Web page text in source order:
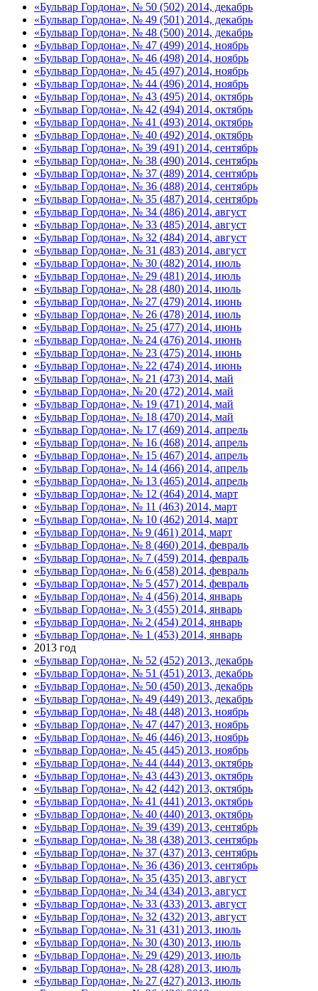
«Бульвар Гордона», № 50 (502) 2014, декабрь
«Бульвар Гордона», № 49 (501) 2014, декабрь
«Бульвар Гордона», № 48 (500) 2014, декабрь
«Бульвар Гордона», № 47 (499) 2014, ноябрь
«Бульвар Гордона», № 46 (498) 2014, ноябрь
«Бульвар Гордона», № 45 (497) 2014, ноябрь
«Бульвар Гордона», № 44 (496) 2014, ноябрь
«Бульвар Гордона», № 43 (495) 2014, октябрь
«Бульвар Гордона», № 42 (494) 2014, октябрь
«Бульвар Гордона», № 41 (493) 2014, октябрь
«Бульвар Гордона», № 40 (492) 2014, октябрь
«Бульвар Гордона», № 39 (491) 2014, сентябрь
«Бульвар Гордона», № 38 (490) 2014, сентябрь
«Бульвар Гордона», № 37 (489) 2014, сентябрь
«Бульвар Гордона», № 36 (488) 2014, сентябрь
«Бульвар Гордона», № 35 (487) 2014, сентябрь
«Бульвар Гордона», № 34 (486) 2014, август
«Бульвар Гордона», № 33 (485) 2014, август
«Бульвар Гордона», № 32 (484) 2014, август
«Бульвар Гордона», № 31 (483) 2014, август
«Бульвар Гордона», № 30 (482) 2014, июль
«Бульвар Гордона», № 29 (481) 2014, июль
«Бульвар Гордона», № 28 (480) 2014, июль
«Бульвар Гордона», № 27 (479) 2014, июнь
«Бульвар Гордона», № 26 (478) 2014, июль
«Бульвар Гордона», № 25 (477) 2014, июнь
«Бульвар Гордона», № 24 (476) 2014, июнь
«Бульвар Гордона», № 23 (475) 2014, июнь
«Бульвар Гордона», № 22 (474) 2014, июнь
«Бульвар Гордона», № 21 (473) 2014, май
«Бульвар Гордона», № 20 (472) 2014, май
«Бульвар Гордона», № 19 (471) 2014, май
«Бульвар Гордона», № 18 (470) 2014, май
«Бульвар Гордона», № 17 (469) 2014, апрель
«Бульвар Гордона», № 16 (468) 2014, апрель
«Бульвар Гордона», № 15 (467) 2014, апрель
«Бульвар Гордона», № 14 (466) 2014, апрель
«Бульвар Гордона», № 13 (465) 2014, апрель
«Бульвар Гордона», № 12 (464) 2014, март
«Бульвар Гордона», № 11 (463) 2014, март
«Бульвар Гордона», № 10 (462) 2014, март
«Бульвар Гордона», № 9 (461) 2014, март
«Бульвар Гордона», № 8 (460) 2014, февраль
«Бульвар Гордона», № 7 (459) 2014, февраль
«Бульвар Гордона», № 6 (458) 2014, февраль
«Бульвар Гордона», № 5 (457) 2014, февраль
«Бульвар Гордона», № 4 (456) 2014, январь
«Бульвар Гордона», № 3 (455) 2014, январь
«Бульвар Гордона», № 2 (454) 2014, январь
«Бульвар Гордона», № 1 (453) 2014, январь
2013 год
«Бульвар Гордона», № 52 (452) 2013, декабрь
«Бульвар Гордона», № 51 (451) 2013, декабрь
«Бульвар Гордона», № 50 (450) 2013, декабрь
«Бульвар Гордона», № 49 (449) 2013, декабрь
«Бульвар Гордона», № 48 (448) 2013, ноябрь
«Бульвар Гордона», № 47 (447) 2013, ноябрь
«Бульвар Гордона», № 46 (446) 2013, ноябрь
«Бульвар Гордона», № 45 (445) 2013, ноябрь
«Бульвар Гордона», № 44 (444) 2013, октябрь
«Бульвар Гордона», № 43 (443) 2013, октябрь
«Бульвар Гордона», № 42 (442) 2013, октябрь
«Бульвар Гордона», № 41 (441) 2013, октябрь
«Бульвар Гордона», № 40 (440) 2013, октябрь
«Бульвар Гордона», № 39 (439) 2013, сентябрь
«Бульвар Гордона», № 38 (438) 2013, сентябрь
«Бульвар Гордона», № 37 (437) 2013, сентябрь
«Бульвар Гордона», № 36 (436) 2013, сентябрь
«Бульвар Гордона», № 35 (435) 2013, август
«Бульвар Гордона», № 34 (434) 2013, август
«Бульвар Гордона», № 33 (433) 2013, август
«Бульвар Гордона», № 32 (432) 2013, август
«Бульвар Гордона», № 31 (431) 2013, июль
«Бульвар Гордона», № 30 (430) 2013, июль
«Бульвар Гордона», № 29 (429) 2013, июль
«Бульвар Гордона», № 28 (428) 2013, июль
«Бульвар Гордона», № 27 (427) 2013, июль